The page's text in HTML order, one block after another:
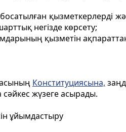
қызметкерлердi
негізде көрсету;
қызметiн
Конституциясына,
жүзеге асырады.
ұйымдастыру